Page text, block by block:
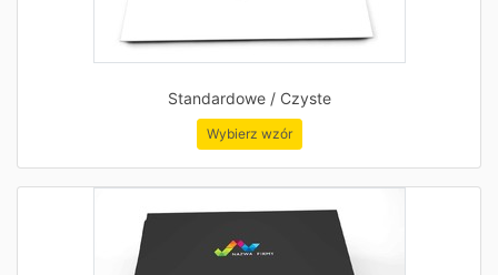
Standardowe / Czyste
Wybierz wzór